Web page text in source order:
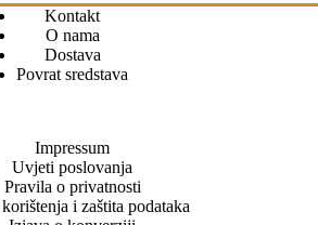
Kontakt
O nama
Dostava
Povrat sredstava
Impressum
Uvjeti poslovanja
Pravila o privatnosti
i zaštita podataka